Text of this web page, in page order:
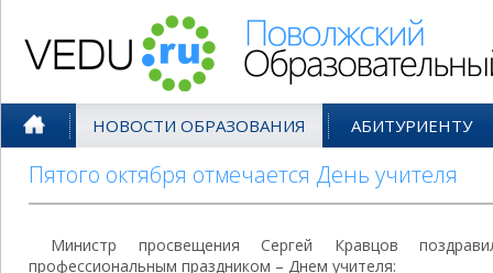
НОВОСТИ ОБРАЗОВАНИЯ АБИТУРИЕНТУ
Пятого октября отмечается День учителя
Министр просвещения Сергей Кравцов
профессиональным праздником – Днем учителя: